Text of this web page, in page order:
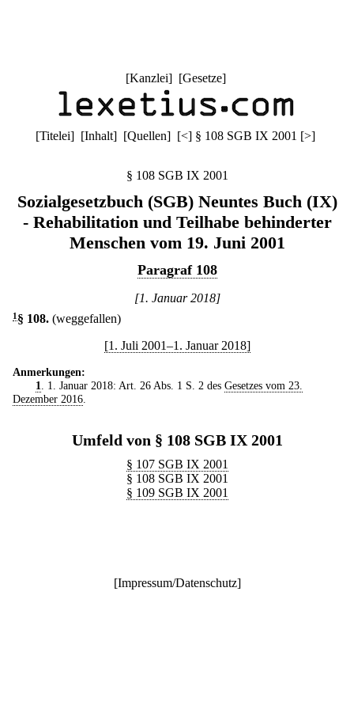
[Kanzlei] [Gesetze]
[Titelei] [Inhalt] [Quellen] [<] § 108 SGB IX 2001 [>]
§ 108 SGB IX 2001
Sozialgesetzbuch (SGB) Neuntes Buch (IX)
- Rehabilitation und Teilhabe behinderter
Menschen vom 19. Juni 2001
Paragraf 108
[1. Januar 2018]
1 § 108. (weggefallen)
[1. Juli 2001–1. Januar 2018]
Anmerkungen:
1
. 1. Januar 2018: Art. 26 Abs. 1 S. 2 des Gesetzes vom 23.
Dezember 2016
Umfeld von § 108 SGB IX 2001
§ 107 SGB IX 2001
§ 108 SGB IX 2001
§ 109 SGB IX 2001
[Impressum/Datenschutz]